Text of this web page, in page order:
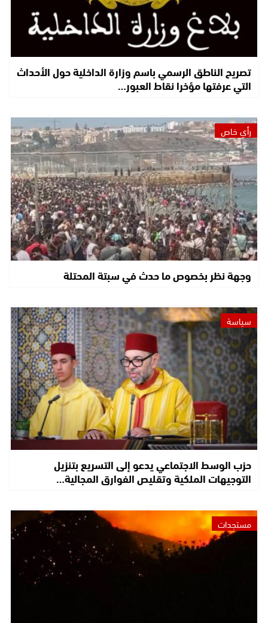
تصريح الناطق الرسمي باسم وزارة الداخلية حول الأحداث
التي عرفتها مؤخرا نقاط العبور…
رأي خاص
وجهة نظر بخصوص ما حدث في سبتة المحتلة
سياسة
حزب الوسط الاجتماعي يدعو إلى التسريع بتنزيل
التوجيهات الملكية وتقليص الفوارق المجالية…
مستجدات